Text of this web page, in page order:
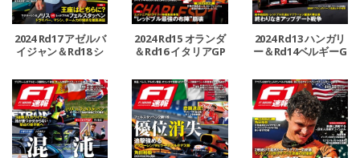
2024 Rd17 アゼルバ
イジャン＆Rd18 シ
2024 Rd15 オランダ
＆Rd16 イタリアGP
2024 Rd13 ハンガリ
ー＆Rd14ベルギーG